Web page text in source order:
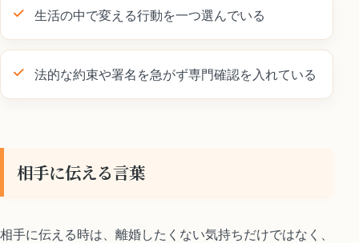
生活の中で変える行動を一つ選んでいる
法的な約束や署名を急がず専門確認を入れている
相手に伝える言葉
相手に伝える時は、離婚したくない気持ちだけではなく、